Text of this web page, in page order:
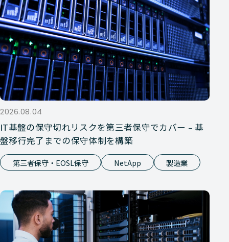
2026.08.04
IT基盤の保守切れリスクを第三者保守でカバー – 基
盤移行完了までの保守体制を構築
第三者保守・EOSL保守 NetApp 製造業